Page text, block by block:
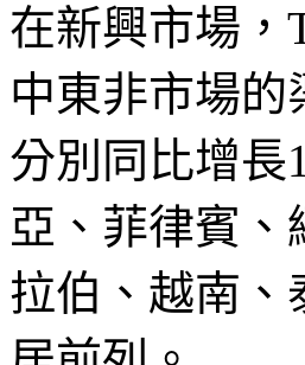
在新興市場，
中東非市場
分別同比增長
亞、菲律賓
拉伯、越南、